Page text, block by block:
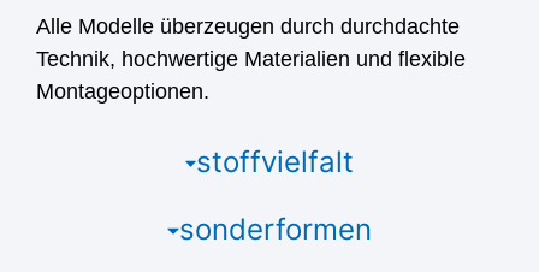
Alle Modelle überzeugen durch durchdachte
Technik, hochwertige Materialien und flexible
Montageoptionen.
stoffvielfalt
sonderformen